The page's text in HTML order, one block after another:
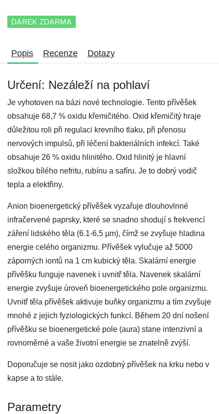
DÁREK ZDARMA
Popis Recenze Dotazy
Určení: Nezáleží na pohlaví
Je vyhotoven na bázi nové technologie. Tento přívěšek
obsahuje 68,7 % oxidu křemičitého. Oxid křemičitý hraje
důležitou roli při regulaci krevního tlaku, při přenosu
nervových impulsů, při léčení bakteriálních infekcí. Také
obsahuje 26 % oxidu hlinitého. Oxid hlinitý je hlavní
složkou bílého nefritu, rubínu a safíru. Je to dobrý vodič
tepla a elektřiny.
Anion bioenergetický přívěšek vyzařuje dlouhovlnné
infračervené paprsky, které se snadno shodují s frekvencí
záření lidského těla (6.1-6,5 µm), čímž se zvyšuje hladina
energie celého organizmu. Přívěšek vylučuje až 5000
záporných iontů na 1 cm kubický těla. Skalární energie
přívěšku funguje navenek i uvnitř těla. Navenek skalární
energie zvyšuje úroveň bioenergetického pole organizmu.
Uvnitř těla přívěšek aktivuje buňky organizmu a tím zvyšuje
mnohé z jejich fyziologických funkcí. Během 20 dní nošení
přívěšku se bioenergetické pole (aura) stane intenzivní a
rovnoměrné a vaše životní energie se znatelně zvýší.
Doporučuje se nosit jako ozdobný přívěšek na krku nebo v
kapse a to stále.
Parametry